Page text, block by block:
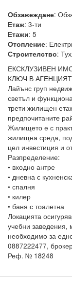
Обзавеждане:
Етаж: 3-ти
Етажи: 5
Отопление:
Строителство:
ЕКСКЛУЗИВЕН
КЛЮЧ В
Лайънс груп
светъл и
трети жилищен
предпочитаните
Жилището е с
жилищна среда,
цел инвестиция и
Разпределение:
• входно антре
• дневна с
• спалня
• килер
• баня с тоалетна
Локацията
учебни заведения,
необходимо за
0887222477,